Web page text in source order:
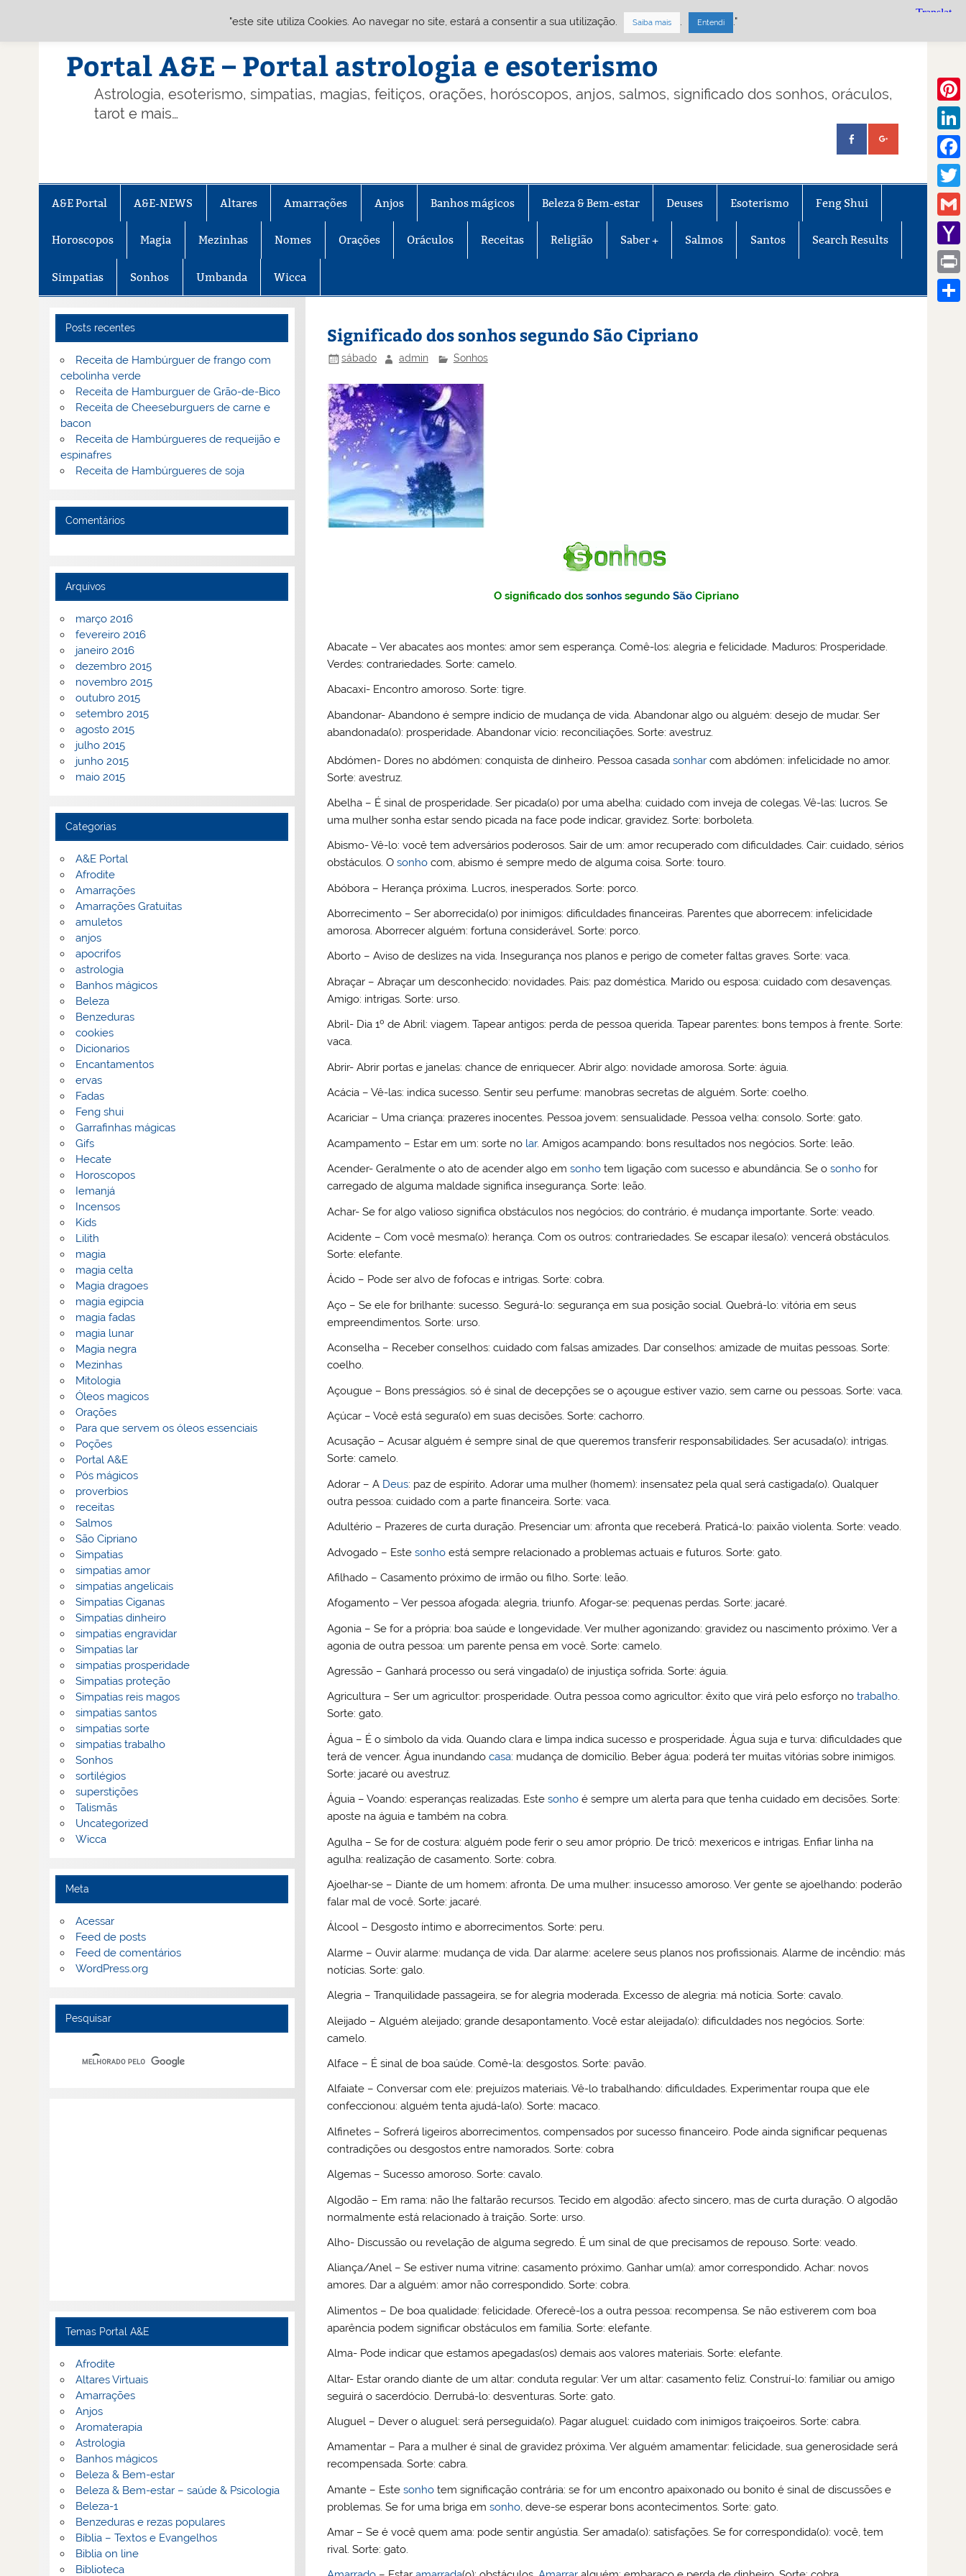
Portal A&E – Portal astrologia e esoterismo
Astrologia, esoterismo, simpatias, magias, feitiços, orações, horóscopos, anjos, salmos, significado dos sonhos, oráculos,
tarot e mais…
A&E Portal A&E-NEWS Altares Amarrações Anjos Banhos mágicos Beleza & Bem-estar Deuses Esoterismo Feng Shui
Horoscopos Magia Mezinhas Nomes Orações Oráculos Receitas Religião Saber + Salmos Santos Search Results
Simpatias Sonhos Umbanda Wicca
Significado dos sonhos segundo São Cipriano
sábado admin Sonhos
O significado dos sonhossegundo SãoCipriano
Abacate – Ver abacates aos montes: amor sem esperança. Comê-los: alegria e felicidade. Maduros: Prosperidade.
Verdes: contrariedades. Sorte: camelo.
Abacaxi- Encontro amoroso. Sorte: tigre.
Abandonar- Abandono é sempre indício de mudança de vida. Abandonar algo ou alguém: desejo de mudar. Ser
abandonada(o): prosperidade. Abandonar vício: reconciliações. Sorte: avestruz.
Abdómen- Dores no abdómen: conquista de dinheiro. Pessoa casadasonhar com abdómen: infelicidade no amor.
Sorte: avestruz.
Abelha – É sinal de prosperidade. Ser picada(o) por uma abelha: cuidado com inveja de colegas. Vê-las: lucros. Se
uma mulher sonha estar sendo picada na face pode indicar, gravidez. Sorte: borboleta.
Abismo- Vê-lo: você tem adversários poderosos. Sair de um: amor recuperado com dificuldades. Cair: cuidado, sérios
obstáculos. Osonho com, abismo é sempre medo de alguma coisa. Sorte: touro.
Abóbora – Herança próxima. Lucros, inesperados. Sorte: porco.
Aborrecimento – Ser aborrecida(o) por inimigos: dificuldades financeiras. Parentes que aborrecem: infelicidade
amorosa. Aborrecer alguém: fortuna considerável. Sorte: porco.
Aborto – Aviso de deslizes na vida. Insegurança nos planos e perigo de cometer faltas graves. Sorte: vaca.
Abraçar – Abraçar um desconhecido: novidades. Pais: paz doméstica. Marido ou esposa: cuidado com desavenças.
Amigo: intrigas. Sorte: urso.
Abril- Dia 1º de Abril: viagem. Tapear antigos: perda de pessoa querida. Tapear parentes: bons tempos à frente. Sorte:
vaca.
Abrir- Abrir portas e janelas: chance de enriquecer. Abrir algo: novidade amorosa. Sorte: águia.
Acácia – Vê-las: indica sucesso. Sentir seu perfume: manobras secretas de alguém. Sorte: coelho.
Acariciar – Uma criança: prazeres inocentes. Pessoa jovem: sensualidade. Pessoa velha: consolo. Sorte: gato.
Acampamento – Estar em um: sorte no lar. Amigos acampando: bons resultados nos negócios. Sorte: leão.
Acender- Geralmente o ato de acender algo emsonho tem ligação com sucesso e abundância. Se osonho for
carregado de alguma maldade significa insegurança. Sorte: leão.
Achar- Se for algo valioso significa obstáculos nos negócios; do contrário, é mudança importante. Sorte: veado.
Acidente – Com você mesma(o): herança. Com os outros: contrariedades. Se escapar ilesa(o): vencerá obstáculos.
Sorte: elefante.
Ácido – Pode ser alvo de fofocas e intrigas. Sorte: cobra.
Aço – Se ele for brilhante: sucesso. Segurá-lo: segurança em sua posição social. Quebrá-lo: vitória em seus
empreendimentos. Sorte: urso.
Aconselha – Receber conselhos: cuidado com falsas amizades. Dar conselhos: amizade de muitas pessoas. Sorte:
coelho.
Açougue – Bons presságios. só é sinal de decepções se o açougue estiver vazio, sem carne ou pessoas. Sorte: vaca.
Açúcar – Você está segura(o) em suas decisões. Sorte: cachorro.
Acusação – Acusar alguém é sempre sinal de que queremos transferir responsabilidades. Ser acusada(o): intrigas.
Sorte: camelo.
Adorar – A Deus: paz de espírito. Adorar uma mulher (homem): insensatez pela qual será castigada(o). Qualquer
outra pessoa: cuidado com a parte financeira. Sorte: vaca.
Adultério – Prazeres de curta duração. Presenciar um: afronta que receberá. Praticá-lo: paixão violenta. Sorte: veado.
Advogado – Estesonho está sempre relacionado a problemas actuais e futuros. Sorte: gato.
Afilhado – Casamento próximo de irmão ou filho. Sorte: leão.
Afogamento – Ver pessoa afogada: alegria, triunfo. Afogar-se: pequenas perdas. Sorte: jacaré.
Agonia – Se for a própria: boa saúde e longevidade. Ver mulher agonizando: gravidez ou nascimento próximo. Ver a
agonia de outra pessoa: um parente pensa em você. Sorte: camelo.
Agressão – Ganhará processo ou será vingada(o) de injustiça sofrida. Sorte: águia.
Agricultura – Ser um agricultor: prosperidade. Outra pessoa como agricultor: êxito que virá pelo esforço notrabalho.
Sorte: gato.
Água – É o símbolo da vida. Quando clara e limpa indica sucesso e prosperidade. Água suja e turva: dificuldades que
terá de vencer. Água inundandocasa: mudança de domicílio. Beber água: poderá ter muitas vitórias sobre inimigos.
Sorte: jacaré ou avestruz.
Águia – Voando: esperanças realizadas. Estesonho é sempre um alerta para que tenha cuidado em decisões. Sorte:
aposte na águia e também na cobra.
Agulha – Se for de costura: alguém pode ferir o seu amor próprio. De tricô: mexericos e intrigas. Enfiar linha na
agulha: realização de casamento. Sorte: cobra.
Ajoelhar-se – Diante de um homem: afronta. De uma mulher: insucesso amoroso. Ver gente se ajoelhando: poderão
falar mal de você. Sorte: jacaré.
Álcool – Desgosto íntimo e aborrecimentos. Sorte: peru.
Alarme – Ouvir alarme: mudança de vida. Dar alarme: acelere seus planos nos profissionais. Alarme de incêndio: más
notícias. Sorte: galo.
Alegria – Tranquilidade passageira, se for alegria moderada. Excesso de alegria: má notícia. Sorte: cavalo.
Aleijado – Alguém aleijado; grande desapontamento. Você estar aleijada(o): dificuldades nos negócios. Sorte:
camelo.
Alface – É sinal de boa saúde. Comê-la: desgostos. Sorte: pavão.
Alfaiate – Conversar com ele: prejuízos materiais. Vê-lo trabalhando: dificuldades. Experimentar roupa que ele
confeccionou: alguém tenta ajudá-la(o). Sorte: macaco.
Alfinetes – Sofrerá ligeiros aborrecimentos, compensados por sucesso financeiro. Pode ainda significar pequenas
contradições ou desgostos entre namorados. Sorte: cobra
Algemas – Sucesso amoroso. Sorte: cavalo.
Algodão – Em rama: não lhe faltarão recursos. Tecido em algodão: afecto sincero, mas de curta duração. O algodão
normalmente está relacionado à traição. Sorte: urso.
Alho- Discussão ou revelação de alguma segredo. É um sinal de que precisamos de repouso. Sorte: veado.
Aliança/Anel – Se estiver numa vitrine: casamento próximo. Ganhar um(a): amor correspondido. Achar: novos
amores. Dar a alguém: amor não correspondido. Sorte: cobra.
Alimentos – De boa qualidade: felicidade. Oferecê-los a outra pessoa: recompensa. Se não estiverem com boa
aparência podem significar obstáculos em família. Sorte: elefante.
Alma- Pode indicar que estamos apegadas(os) demais aos valores materiais. Sorte: elefante.
Altar- Estar orando diante de um altar: conduta regular: Ver um altar: casamento feliz. Construí-lo: familiar ou amigo
seguirá o sacerdócio. Derrubá-lo: desventuras. Sorte: gato.
Aluguel – Dever o aluguel: será perseguida(o). Pagar aluguel: cuidado com inimigos traiçoeiros. Sorte: cabra.
Amamentar – Para a mulher é sinal de gravidez próxima. Ver alguém amamentar: felicidade, sua generosidade será
recompensada. Sorte: cabra.
Amante – Estesonho tem significação contrária: se for um encontro apaixonado ou bonito é sinal de discussões e
problemas. Se for uma briga emsonho, deve-se esperar bons acontecimentos. Sorte: gato.
Amar – Se é você quem ama: pode sentir angústia. Ser amada(o): satisfações. Se for correspondida(o): você, tem
rival. Sorte: gato.
Posts recentes
Receita de Hambúrguer de frango com
cebolinha verde
Receita de Hamburguer de Grão-de-Bico
Receita de Cheeseburguers de carne e
bacon
Receita de Hambúrgueres de requeijão e
espinafres
Receita de Hambúrgueres de soja
Comentários
Arquivos
março 2016
fevereiro 2016
janeiro 2016
dezembro 2015
novembro 2015
outubro 2015
setembro 2015
agosto 2015
julho 2015
junho 2015
maio 2015
Categorias
A&E Portal
Afrodite
Amarrações
Amarrações Gratuitas
amuletos
anjos
apocrifos
astrologia
Banhos mágicos
Beleza
Benzeduras
cookies
Dicionarios
Encantamentos
ervas
Fadas
Feng shui
Garrafinhas mágicas
Gifs
Hecate
Horoscopos
Iemanjá
Incensos
Kids
Lilith
magia
magia celta
Magia dragoes
magia egipcia
magia fadas
magia lunar
Magia negra
Mezinhas
Mitologia
Óleos magicos
Orações
Para que servem os óleos essenciais
Poções
Portal A&E
Pós mágicos
proverbios
receitas
Salmos
São Cipriano
Simpatias
simpatias amor
simpatias angelicais
Simpatias Ciganas
Simpatias dinheiro
simpatias engravidar
Simpatias lar
simpatias prosperidade
Simpatias proteção
Simpatias reis magos
simpatias santos
simpatias sorte
simpatias trabalho
Sonhos
sortilégios
superstições
Talismãs
Uncategorized
Wicca
Meta
Acessar
Feed de posts
Feed de comentários
WordPress.org
Pesquisar
Temas Portal A&E
Afrodite
Altares Virtuais
Amarrações
Anjos
Aromaterapia
Astrologia
Banhos mágicos
Beleza & Bem-estar
Beleza & Bem-estar – saúde & Psicologia
Beleza-1
Benzeduras e rezas populares
Bíblia – Textos e Evangelhos
Biblia on line
Biblioteca
Gmail
Mail
Print
"este site utiliza Cookies. Ao navegar no site, estará a consentir a sua utilização. Saiba mais . Entendi ."